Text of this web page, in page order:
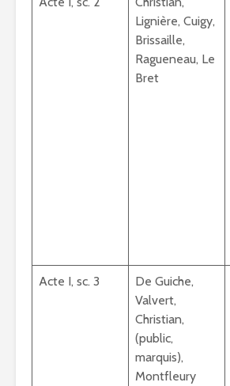
Lignière, Cuigy,
Brissaille,
Ragueneau, Le
Bret
Acte I, sc. 3
De Guiche,
Valvert,
Christian,
(public,
marquis),
Montfleury